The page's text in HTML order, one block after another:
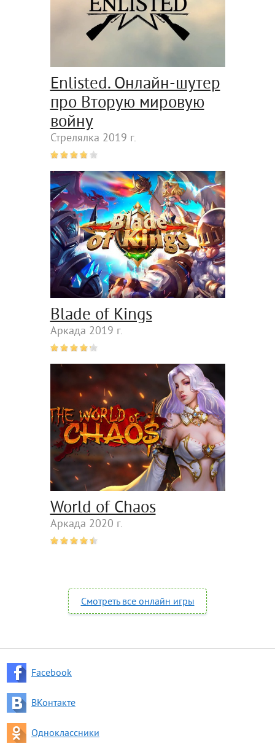
Enlisted. Онлайн-шутер
про Вторую мировую
войну
Стрелялка 2019 г.
Blade of Kings
Аркада 2019 г.
World of Chaos
Аркада 2020 г.
Смотреть все онлайн игры
Facebook
ВКонтакте
Одноклассники